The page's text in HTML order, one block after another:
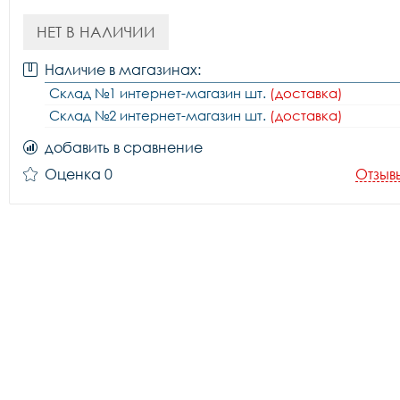
НЕТ В НАЛИЧИИ
Наличие в магазинах:
Склад №1 интернет-магазин шт. (доставка)
Склад №2 интернет-магазин шт. (доставка)
добавить в сравнение
Оценка 0